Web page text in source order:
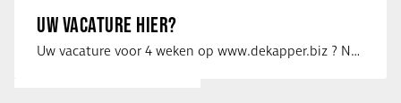
UW VACATURE HIER?
Uw vacature voor 4 weken op www.dekapper.biz ? Neem dan contact op met Maaike …